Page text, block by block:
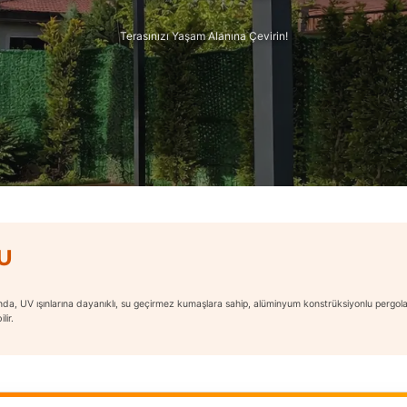
Terasınızı Yaşam Alanına Çevirin!
UV ışınlarına dayanıklı, su geçirmez kumaşlara sahip, alüminyum konstrüksiyonlu